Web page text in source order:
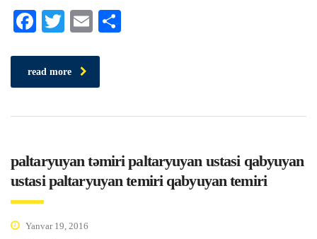
Facebook
TwitterEmail
read more
paltaryuyan təmiri paltaryuyan ustasi qabyuyan
ustasi paltaryuyan temiri qabyuyan temiri
Yanvar 19, 2016